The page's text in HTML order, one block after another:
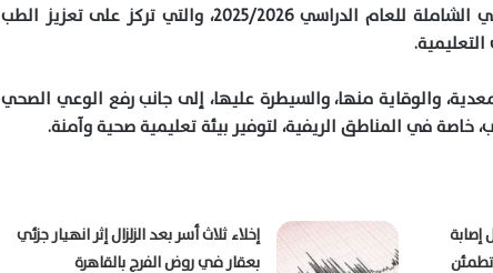
، خطة التأمين الطبي الشاملة للعام الدراسي 2025/2026، والتي تركز على تعزيز الطب
والوقاية منها، والسيطرة عليها، إلى جانب رفع الوعي الصحي
خاصة في المناطق الريفية، لتوفير بيئة تعليمية صحية وآمنة.
إصابة
إخلاء ثلاث أسر بعد الزلزال إثر انهيار جزئي
بعقار في روض الفرج بالقاهرة